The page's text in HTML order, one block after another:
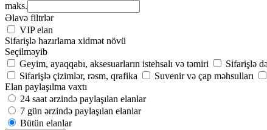
maks.
Əlavə filtrlər
VIP elan
Sifarişlə hazırlama xidmət növü
Seçilməyib
Geyim, ayaqqabı, aksesuarların istehsalı və təmiri
Sifarişlə
Sifarişlə çizimlər, rəsm, qrafika
Suvenir və çap məhsulları
Elan paylaşılma vaxtı
24 saat ərzində paylaşılan elanlar
7 gün ərzində paylaşılan elanlar
Bütün elanlar